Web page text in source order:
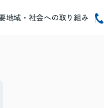
地域・社会への取り組み